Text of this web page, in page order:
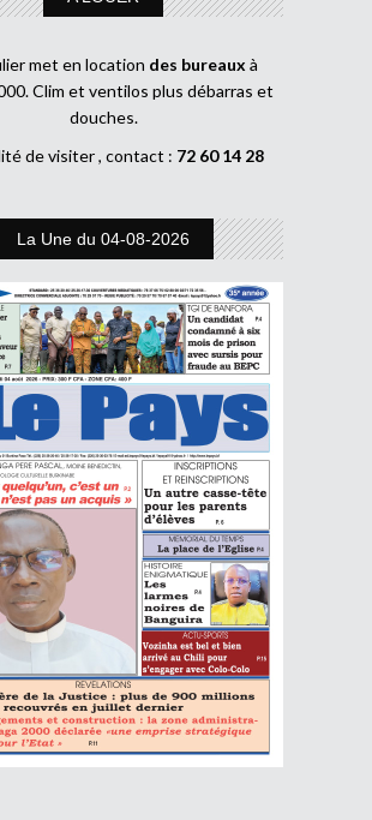
met en location des bureaux à
Clim et ventilos plus débarras et
douches.
de visiter , contact : 72 60 14 28
La Une du 04-08-2026